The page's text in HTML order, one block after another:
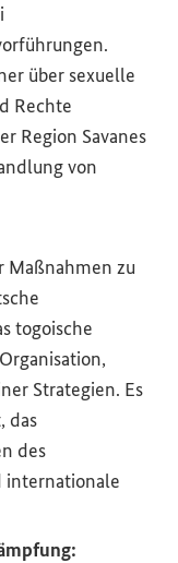
über sexuelle
Rechte
Region Savanes
von
Maßnahmen zu
togoische
Strategien. Es
das
des
internationale